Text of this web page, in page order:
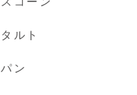
タルト
パン